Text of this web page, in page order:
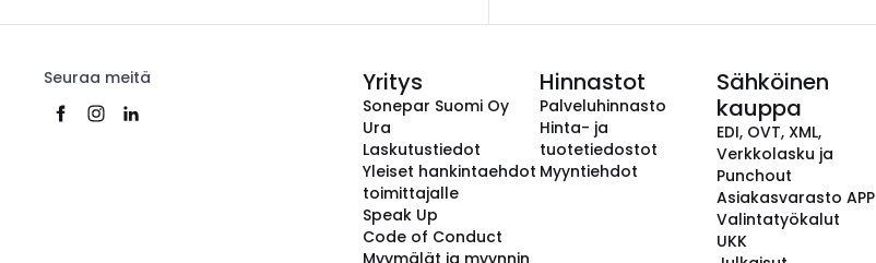
Seuraa meitä Yritys
Sonepar Suomi Oy
Ura
Laskutustiedot
Yleiset hankintaehdot
toimittajalle
Speak Up
Code of Conduct
Myymälät ja myynnin
Hinnastot
Palveluhinnasto
Hinta- ja
tuotetiedostot
Myyntiehdot
Sähköinen
kauppa
EDI, OVT, XML,
Verkkolasku ja
Punchout
Asiakasvarasto APP
Valintatyökalut
UKK